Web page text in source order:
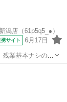
潟店（61p5q5_●）
携サイト 6月17日
業基本ナシのお
メ！ ≪週休2日制
クラク制服アリ